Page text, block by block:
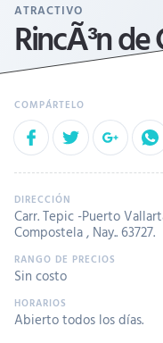
ATRACTIVO
RincÃ³n
Carr. Tepic -Puerto
Compostela , Nay.. 63727.
Sin costo
Abierto todos los días.